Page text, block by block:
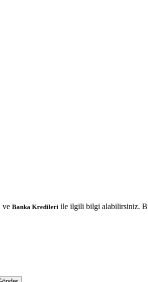
ve Banka Kredileri ile ilgili bilgi alabilirsiniz.